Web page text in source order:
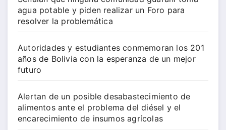
agua potable y piden realizar un Foro para
resolver la problemática
Autoridades y estudiantes conmemoran los 201
años de Bolivia con la esperanza de un mejor
futuro
Alertan de un posible desabastecimiento de
alimentos ante el problema del diésel y el
encarecimiento de insumos agrícolas